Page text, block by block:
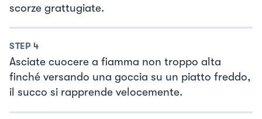
scorze grattugiate.
STEP 4
Asciate cuocere a fiamma non troppo alta
finché versando una goccia su un piatto freddo,
il succo si rapprende velocemente.